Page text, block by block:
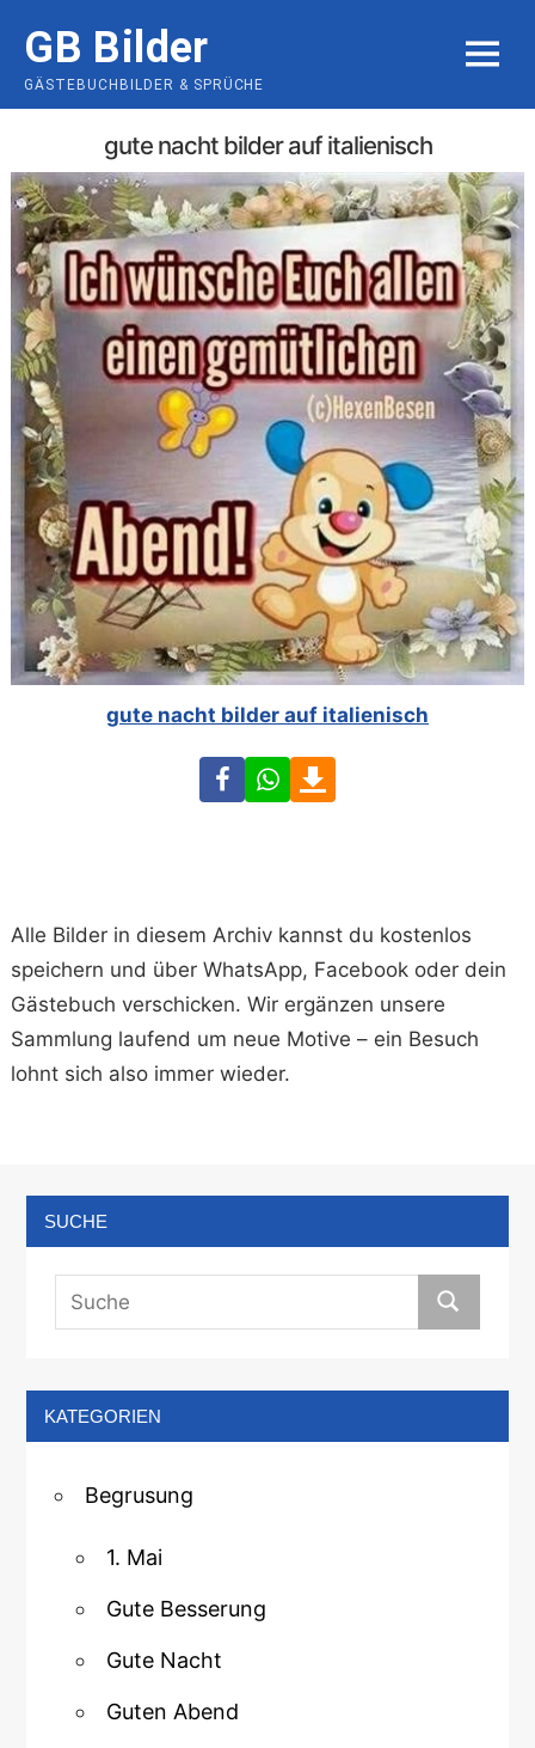
content
GB Bilder
GÄSTEBUCHBILDER & SPRÜCHE
MENU
gute nacht bilder auf italienisch
gute nacht bilder auf italienisch
FacebookWhatsApp
Alle Bilder in diesem Archiv kannst du kostenlos
speichern und über WhatsApp, Facebook oder dein
Gästebuch verschicken. Wir ergänzen unsere
Sammlung laufend um neue Motive – ein Besuch
lohnt sich also immer wieder.
SUCHE
KATEGORIEN
Begrusung
1. Mai
Gute Besserung
Gute Nacht
Guten Abend